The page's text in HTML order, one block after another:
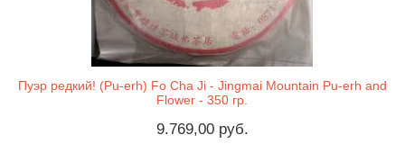
Пуэр редкий! (Pu-erh) Fo Cha Ji - Jingmai Mountain Pu-erh and
Flower - 350 гр.
9.769,00 руб.